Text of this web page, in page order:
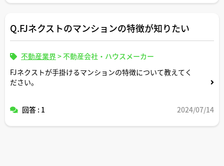
Q.FJネクストのマンションの特徴が知りたい
不動産業界>不動産会社・ハウスメーカー
FJネクストが手掛けるマンションの特徴について教えてく
ださい。
回答 : 1 2024/07/14